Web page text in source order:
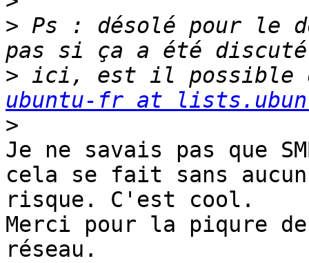
> Ps : désolé pour le
>
ubuntu-fr at
>
Je ne savais pas que
cela se fait sans
risque. C'est cool.
Merci pour la piqure
réseau.